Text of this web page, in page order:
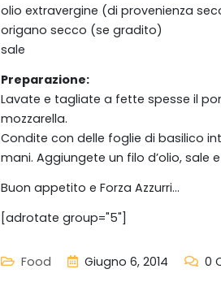
olio extravergine (di provenienza
origano secco (se gradito)
sale
Preparazione:
Lavate e tagliate a fette spesse il
mozzarella.
Condite con delle foglie di basilico
mani. Aggiungete un filo d’olio, sale
Buon appetito e Forza Azzurri…
[adrotate group="5"]
Food Giugno 6, 2014 0